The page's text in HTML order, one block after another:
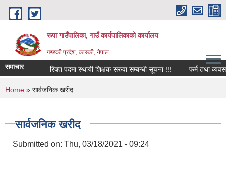
Skip to main content
रूपा गाउँपालिका, गाउँ कार्यपालिकाको कार्यालय
गण्डकी प्रदेश, कास्की, नेपाल
समाचार रिक्त पदमा स्थायी शिक्षक सरुवा सम्बन्धी सूचना !!! फर्म तथा व्यवसाय
You are here
Home » सार्वजनिक खरीद
सार्वजनिक खरीद
Submitted on: Thu, 03/18/2021 - 09:24